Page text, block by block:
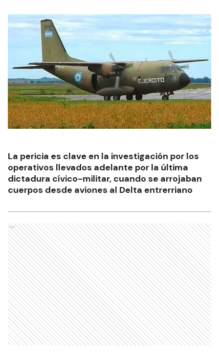
La pericia es clave en la investigación por los
operativos llevados adelante por la última
dictadura cívico-militar, cuando se arrojaban
cuerpos desde aviones al Delta entrerriano
Ads